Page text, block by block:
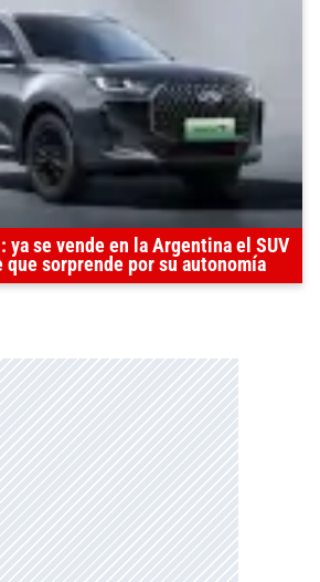
ya se vende en la Argentina el SUV
sorprende por su autonomía